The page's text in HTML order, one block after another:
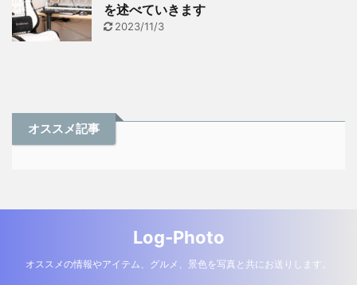
を述べていきます
2023/11/3
オススメ記事
Log-Photo
オススメの情報やアイテム、グルメ、景色を写真と共にお送りします。